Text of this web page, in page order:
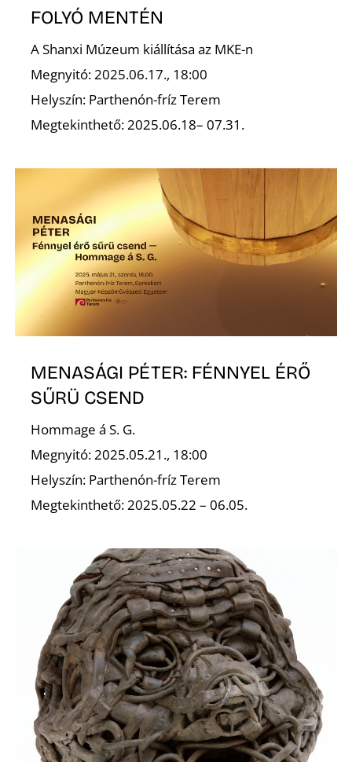
FOLYÓ MENTÉN
A Shanxi Múzeum kiállítása az MKE-n
Megnyitó: 2025.06.17., 18:00
Helyszín: Parthenón-fríz Terem
Megtekinthető: 2025.06.18– 07.31.
MENASÁGI PÉTER: FÉNNYEL ÉRŐ
SŰRÜ CSEND
Hommage á S. G.
Megnyitó: 2025.05.21., 18:00
Helyszín: Parthenón-fríz Terem
Megtekinthető: 2025.05.22 – 06.05.